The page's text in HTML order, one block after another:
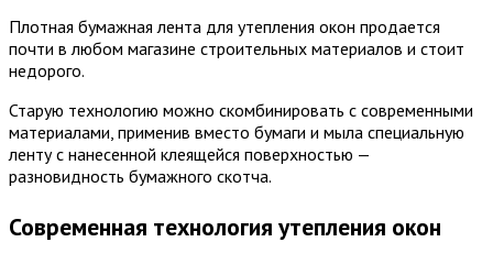
Плотная бумажная лента для утепления окон продается
почти в любом магазине строительных материалов и стоит
недорого.
Старую технологию можно скомбинировать с современными
материалами, применив вместо бумаги и мыла специальную
ленту с нанесенной клеящейся поверхностью —
разновидность бумажного скотча.
Современная технология утепления окон